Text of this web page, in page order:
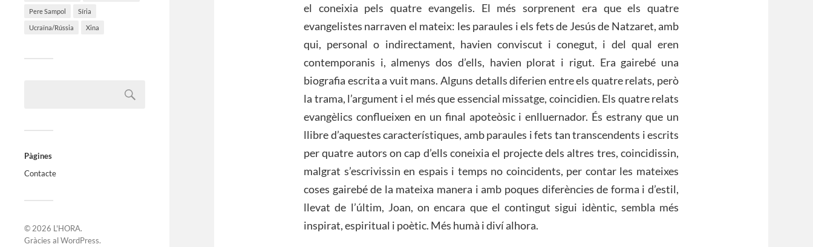
Pere Sampol Síria
Ucraïna/Rússia Xina
Pàgines
Contacte
© 2026 L'HORA.
Gràcies alWordPress.
el coneixia pels quatre evangelis. El més sorprenent era que els quatre
evangelistes narraven el mateix: les paraules i els fets de Jesús de Natzaret, amb
qui, personal o indirectament, havien conviscut i conegut, i del qual eren
contemporanis i, almenys dos d’ells, havien plorat i rigut. Era gairebé una
biografia escrita a vuit mans. Alguns detalls diferien entre els quatre relats, però
la trama, l’argument i el més que essencial missatge, coincidien. Els quatre relats
evangèlics conflueixen en un final apoteòsic i enlluernador. És estrany que un
llibre d’aquestes característiques, amb paraules i fets tan transcendents i escrits
per quatre autors on cap d’ells coneixia el projecte dels altres tres, coincidissin,
malgrat s’escrivissin en espais i temps no coincidents, per contar les mateixes
coses gairebé de la mateixa manera i amb poques diferències de forma i d’estil,
llevat de l’últim, Joan, on encara que el contingut sigui idèntic, sembla més
inspirat, espiritual i poètic. Més humà i diví alhora.